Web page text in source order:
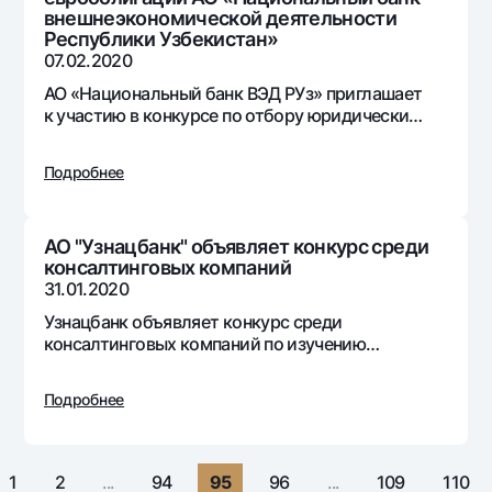
До востребования USD
Для всех USD
Золотой депозит
Золотые слитки от НБУ
UzCard/HUMO
Visa
Visa FIFA
Mastercard
Зарплатные
Эскроу-cчёт
Тарифы
Мобильное приложение Milliy
Часто задаваемые вопросы
Ищите по сайту
Пресс-центр
внешнеэкономической деятельности
Республики Узбекистан»
07.02.2020
АО «Национальный банк ВЭД РУз» приглашает
к участию в конкурсе по отбору юридических
«Национальный банк внешнеэкономической
Подробнее
АО "Узнацбанк" объявляет конкурс среди
консалтинговых компаний
31.01.2020
Узнацбанк объявляет конкурс среди
консалтинговых компаний по изучению
Подробнее
1 2 ... 94 95 96 ... 109 110